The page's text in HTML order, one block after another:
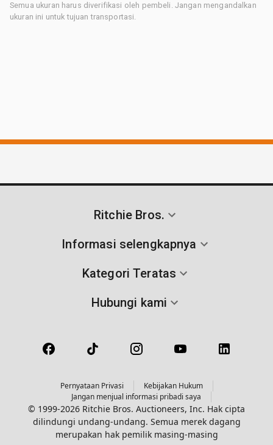
Semua ukuran harus diverifikasi oleh pembeli. Jangan mengandalkan
ukuran ini untuk tujuan transportasi.
Ritchie Bros.
Informasi selengkapnya
Kategori Teratas
Hubungi kami
Pernyataan Privasi
Kebijakan Hukum
Jangan menjual informasi pribadi saya
© 1999-2026 Ritchie Bros. Auctioneers, Inc. Hak cipta
dilindungi undang-undang. Semua merek dagang
merupakan hak pemilik masing-masing